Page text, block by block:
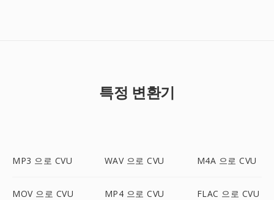
특정 변환기
MP3 으로 CVU WAV 으로 CVU M4A 으로 CVU
MOV 으로 CVU MP4 으로 CVU FLAC 으로 CVU